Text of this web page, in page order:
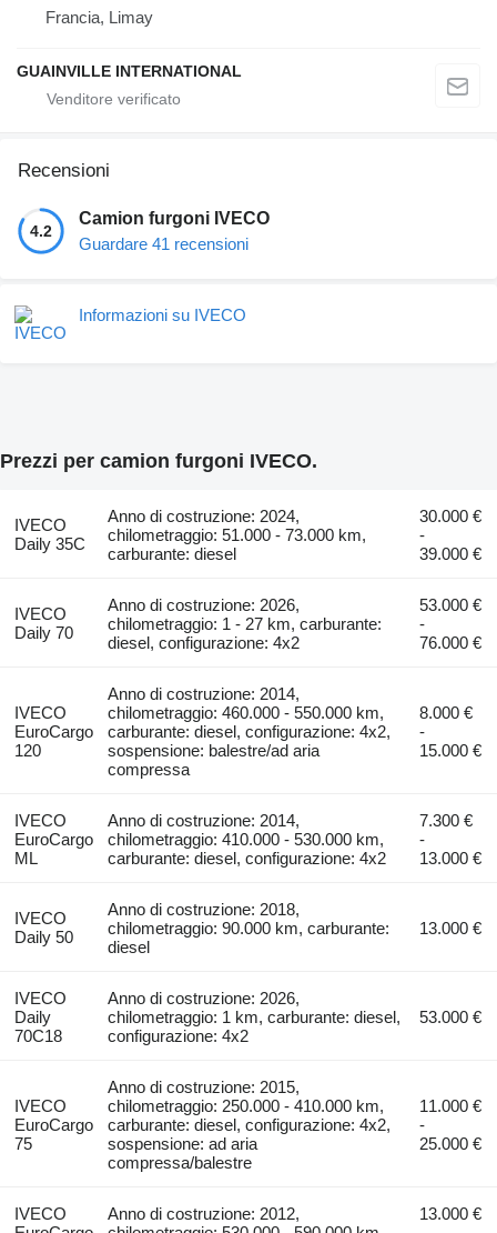
Francia, Limay
GUAINVILLE INTERNATIONAL
Recensioni
4.2
Camion furgoni IVECO
Guardare 41 recensioni
Informazioni su IVECO
Prezzi per camion furgoni IVECO.
IVECO
Daily 35C
Anno di costruzione: 2024,
chilometraggio: 51.000 - 73.000 km,
carburante: diesel
30.000 €
-
39.000 €
IVECO
Daily 70
Anno di costruzione: 2026,
chilometraggio: 1 - 27 km, carburante:
diesel, configurazione: 4x2
53.000 €
-
76.000 €
IVECO
EuroCargo
120
Anno di costruzione: 2014,
chilometraggio: 460.000 - 550.000 km,
carburante: diesel, configurazione: 4x2,
sospensione: balestre/ad aria
compressa
8.000 €
-
15.000 €
IVECO
EuroCargo
ML
Anno di costruzione: 2014,
chilometraggio: 410.000 - 530.000 km,
carburante: diesel, configurazione: 4x2
7.300 €
-
13.000 €
IVECO
Daily 50
Anno di costruzione: 2018,
chilometraggio: 90.000 km, carburante:
diesel
13.000 €
IVECO
Daily
70C18
Anno di costruzione: 2026,
chilometraggio: 1 km, carburante: diesel,
configurazione: 4x2
53.000 €
IVECO
EuroCargo
75
Anno di costruzione: 2015,
chilometraggio: 250.000 - 410.000 km,
carburante: diesel, configurazione: 4x2,
sospensione: ad aria
compressa/balestre
11.000 €
-
25.000 €
IVECO
Anno di costruzione: 2012,
13.000 €